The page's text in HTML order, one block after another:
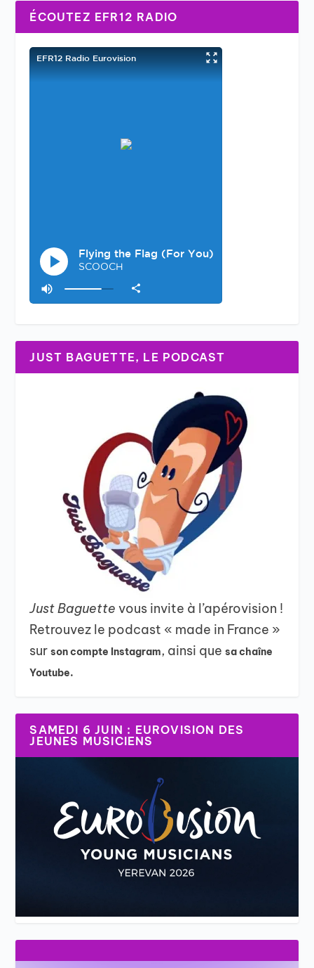
ÉCOUTEZ EFR12 RADIO
JUST BAGUETTE, LE PODCAST
Just Baguettevous invite à l’apérovision !
Retrouvez le podcast « made in France »
surson compte Instagram, ainsi quesa chaîne
Youtube.
SAMEDI 6 JUIN : EUROVISION DES
JEUNES MUSICIENS